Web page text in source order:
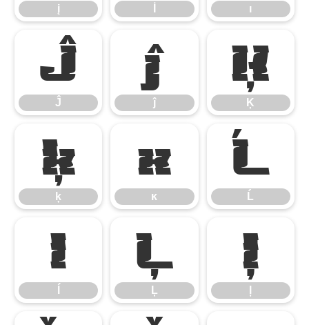
į ı
Ĵ
Ĵ
ĵ
ĵ
Ķ
Ķ
ķ
ķ
ĸ
ĸ
Ĺ
Ĺ
ĺ Ļ
Ļ
ļ